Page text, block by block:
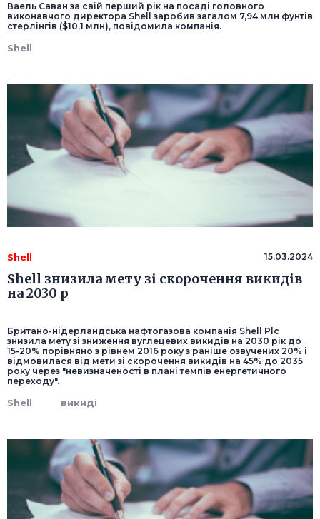
Ваель Саван за свій перший рік на посаді головного
виконавчого директора Shell заробив загалом 7,94 млн фунтів
стерлінгів ($10,1 млн), повідомила компанія.
Shell
Shell 15.03.2024
Shell знизила мету зі скорочення викидів
на 2030 р
Британо-нідерландська нафтогазова компанія Shell Plc
знизила мету зі зниження вуглецевих викидів на 2030 рік до
15-20% порівняно з рівнем 2016 року з раніше озвучених 20% і
відмовилася від мети зі скорочення викидів на 45% до 2035
року через "невизначеності в плані темпів енергетичного
переходу".
Shell викиді